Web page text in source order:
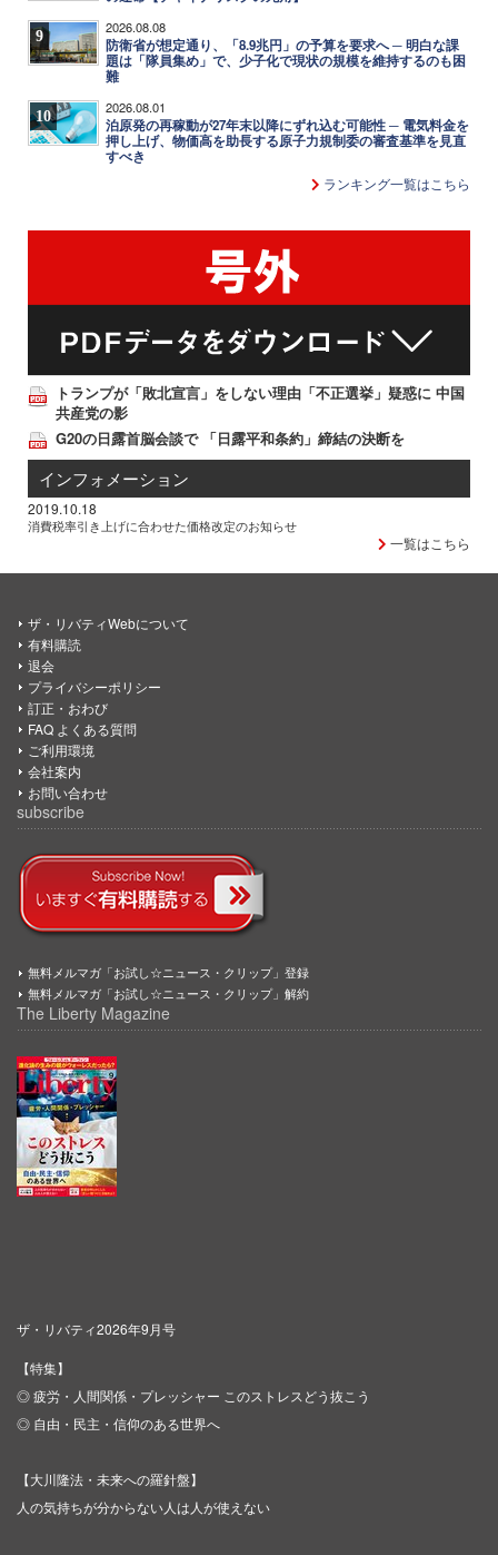
9 2026.08.08
防衛省が想定通り、「8.9兆円」の予算を要求へ ─ 明白な課
題は「隊員集め」で、少子化で現状の規模を維持するのも困
難
10 2026.08.01
泊原発の再稼動が27年末以降にずれ込む可能性 ─ 電気料金を
押し上げ、物価高を助長する原子力規制委の審査基準を見直
すべき
ランキング一覧はこちら
トランプが「敗北宣言」をしない理由「不正選挙」疑惑に 中国
共産党の影
G20の日露首脳会談で 「日露平和条約」締結の決断を
インフォメーション
2019.10.18
消費税率引き上げに合わせた価格改定のお知らせ
一覧はこちら
ザ・リバティWebについて
有料購読
退会
プライバシーポリシー
訂正・おわび
FAQ よくある質問
ご利用環境
会社案内
お問い合わせ
subscribe
無料メルマガ「お試し☆ニュース・クリップ」登録
無料メルマガ「お試し☆ニュース・クリップ」解約
The Liberty Magazine
ザ・リバティ2026年9月号
【特集】
◎ 疲労・人間関係・プレッシャー このストレスどう抜こう
◎ 自由・民主・信仰のある世界へ
【大川隆法・未来への羅針盤】
人の気持ちが分からない人は人が使えない